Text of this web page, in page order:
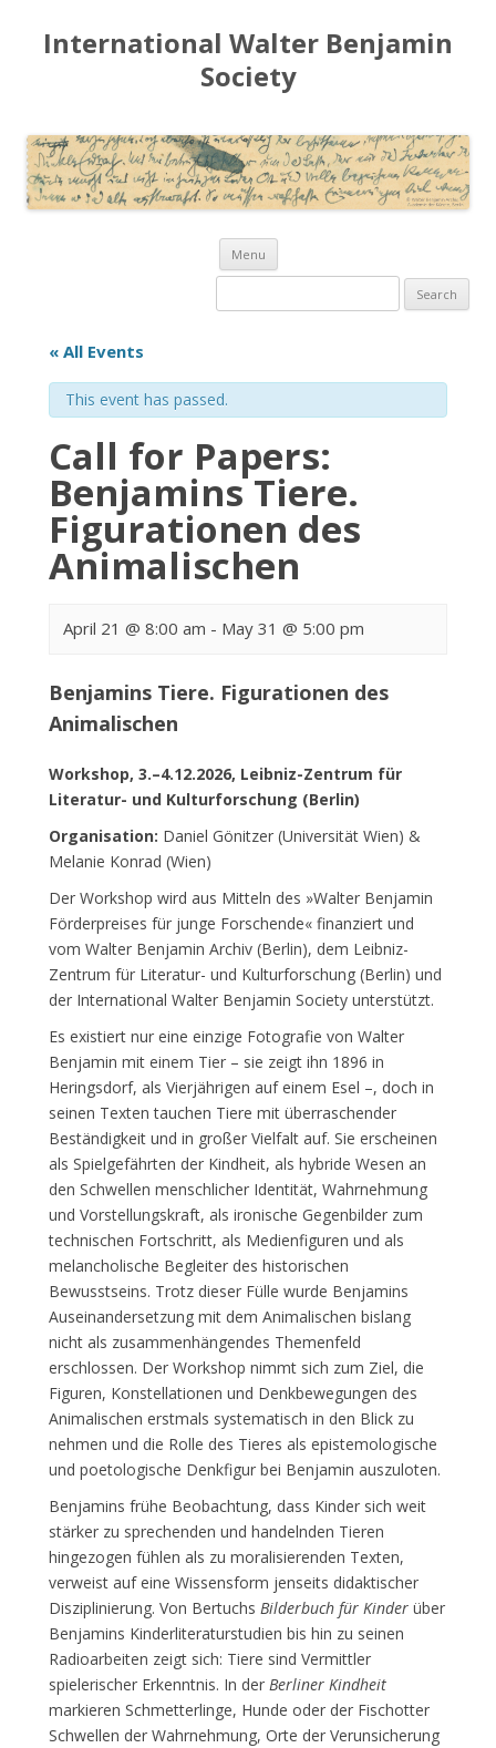
International Walter Benjamin
Society
Menu
Skip to content
Search for:
« All Events
This event has passed.
Call for Papers:
Benjamins Tiere.
Figurationen des
Animalischen
April 21 @ 8:00 am - May 31 @ 5:00 pm
Benjamins Tiere. Figurationen des
Animalischen
Workshop, 3.–4.12.2026, Leibniz-Zentrum für
Literatur- und Kulturforschung (Berlin)
Organisation: Daniel Gönitzer (Universität Wien) &
Melanie Konrad (Wien)
Der Workshop wird aus Mitteln des »Walter Benjamin
Förderpreises für junge Forschende« finanziert und
vom Walter Benjamin Archiv (Berlin), dem Leibniz-
Zentrum für Literatur- und Kulturforschung (Berlin) und
der International Walter Benjamin Society unterstützt.
Es existiert nur eine einzige Fotografie von Walter
Benjamin mit einem Tier – sie zeigt ihn 1896 in
Heringsdorf, als Vierjährigen auf einem Esel –, doch in
seinen Texten tauchen Tiere mit überraschender
Beständigkeit und in großer Vielfalt auf. Sie erscheinen
als Spielgefährten der Kindheit, als hybride Wesen an
den Schwellen menschlicher Identität, Wahrnehmung
und Vorstellungskraft, als ironische Gegenbilder zum
technischen Fortschritt, als Medienfiguren und als
melancholische Begleiter des historischen
Bewusstseins. Trotz dieser Fülle wurde Benjamins
Auseinandersetzung mit dem Animalischen bislang
nicht als zusammenhängendes Themenfeld
erschlossen. Der Workshop nimmt sich zum Ziel, die
Figuren, Konstellationen und Denkbewegungen des
Animalischen erstmals systematisch in den Blick zu
nehmen und die Rolle des Tieres als epistemologische
und poetologische Denkfigur bei Benjamin auszuloten.
Benjamins frühe Beobachtung, dass Kinder sich weit
stärker zu sprechenden und handelnden Tieren
hingezogen fühlen als zu moralisierenden Texten,
verweist auf eine Wissensform jenseits didaktischer
Disziplinierung. Von Bertuchs Bilderbuch für Kinder über
Benjamins Kinderliteraturstudien bis hin zu seinen
Radioarbeiten zeigt sich: Tiere sind Vermittler
spielerischer Erkenntnis. In der Berliner Kindheit
markieren Schmetterlinge, Hunde oder der Fischotter
Schwellen der Wahrnehmung, Orte der Verunsicherung